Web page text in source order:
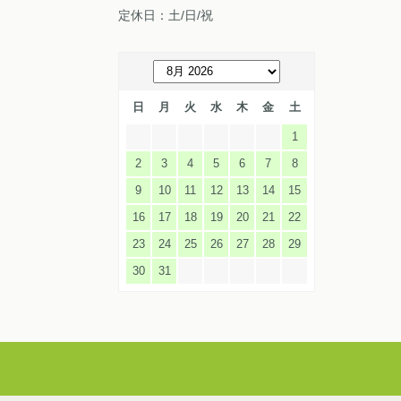
定休日：土/日/祝
日 月 火 水 木 金 土
1
2
3 4 5 6 7
8
9
10 11 12 13 14
15
16
17 18 19 20 21
22
23
24 25 26 27 28
29
30
31